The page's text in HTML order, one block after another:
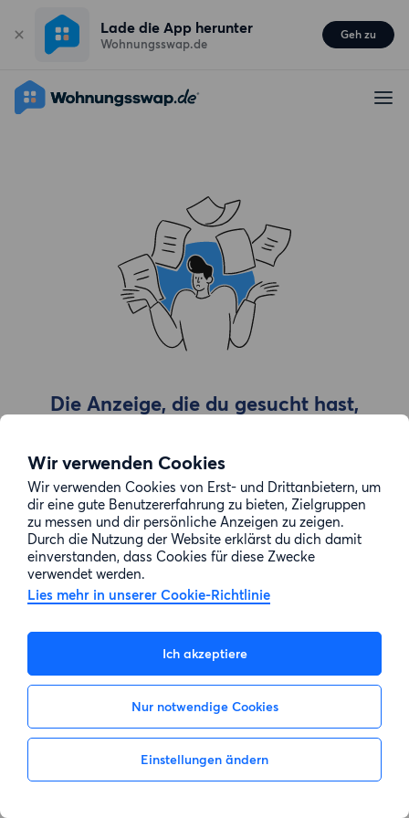
Wir verwenden Cookies
Wir verwenden Cookies von Erst- und Drittanbietern, um
dir eine gute Benutzererfahrung zu bieten, Zielgruppen
zu messen und dir persönliche Anzeigen zu zeigen.
Durch die Nutzung der Website erklärst du dich damit
einverstanden, dass Cookies für diese Zwecke
verwendet werden.
Lies mehr in unserer Cookie-Richtlinie
Ich akzeptiere
Nur notwendige Cookies
Einstellungen ändern
Lade die App herunter
Wohnungsswap.de
Geh zu
Die Anzeige, die du gesucht hast,
Zur Suche gehen